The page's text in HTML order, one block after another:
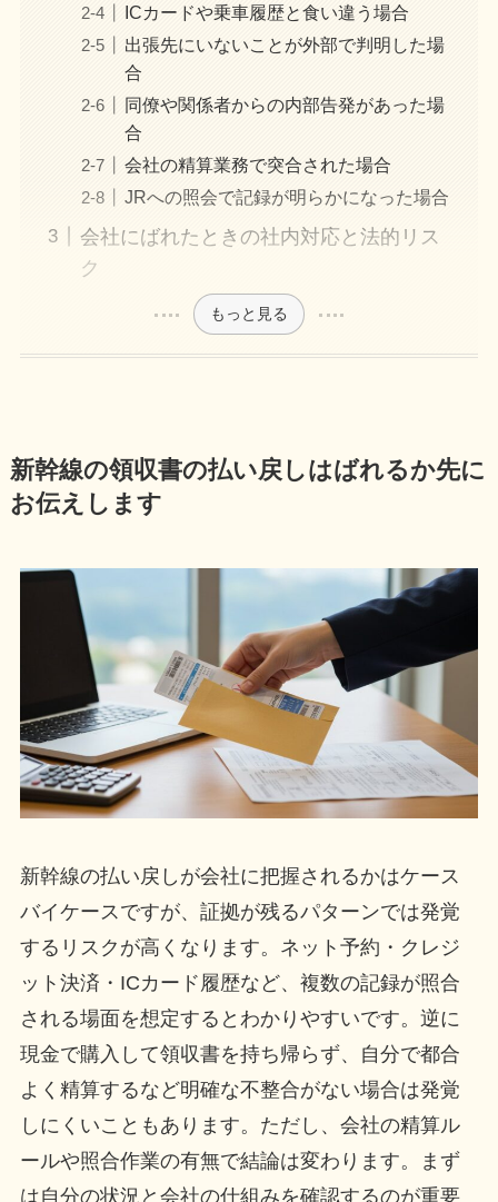
ICカードや乗車履歴と食い違う場合
出張先にいないことが外部で判明した場
合
同僚や関係者からの内部告発があった場
合
会社の精算業務で突合された場合
JRへの照会で記録が明らかになった場合
会社にばれたときの社内対応と法的リス
ク
もっと見る
新幹線の領収書の払い戻しはばれるか先に
お伝えします
新幹線の払い戻しが会社に把握されるかはケース
バイケースですが、証拠が残るパターンでは発覚
するリスクが高くなります。ネット予約・クレジ
ット決済・ICカード履歴など、複数の記録が照合
される場面を想定するとわかりやすいです。逆に
現金で購入して領収書を持ち帰らず、自分で都合
よく精算するなど明確な不整合がない場合は発覚
しにくいこともあります。ただし、会社の精算ル
ールや照合作業の有無で結論は変わります。まず
は自分の状況と会社の仕組みを確認するのが重要